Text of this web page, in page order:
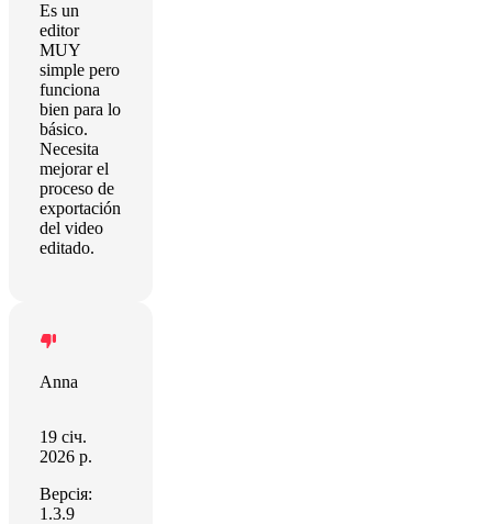
Es un
editor
MUY
simple pero
funciona
bien para lo
básico.
Necesita
mejorar el
proceso de
exportación
del video
editado.
Anna
19 січ.
2026 р.
Версія:
1.3.9